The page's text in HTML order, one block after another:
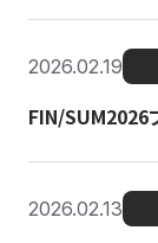
2026.02.19
FIN/SUM2026
2026.02.13